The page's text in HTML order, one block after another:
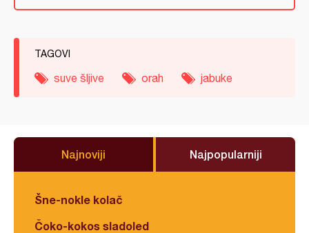
TAGOVI
suve šljive orah jabuke
Najnoviji Najpopularniji
Šne-nokle kolač
Čoko-kokos sladoled